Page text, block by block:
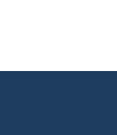
Sign up